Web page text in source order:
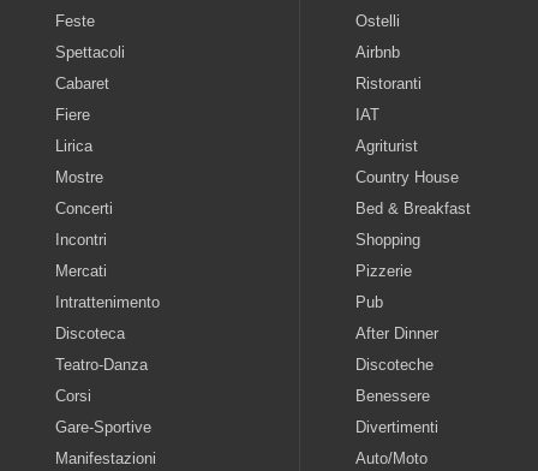
Feste
Spettacoli
Cabaret
Fiere
Lirica
Mostre
Concerti
Incontri
Mercati
Intrattenimento
Discoteca
Teatro-Danza
Corsi
Gare-Sportive
Manifestazioni
Ostelli
Airbnb
Ristoranti
IAT
Agriturist
Country House
Bed & Breakfast
Shopping
Pizzerie
Pub
After Dinner
Discoteche
Benessere
Divertimenti
Auto/Moto